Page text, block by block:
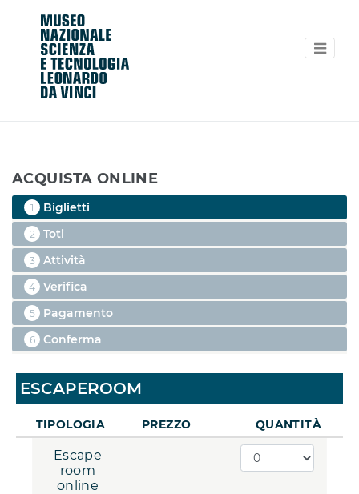
ACQUISTA ONLINE
1 Biglietti
2 Toti
3 Attività
4 Verifica
5 Pagamento
6 Conferma
ESCAPEROOM
TIPOLOGIA PREZZO QUANTITÀ
Escape
room
online